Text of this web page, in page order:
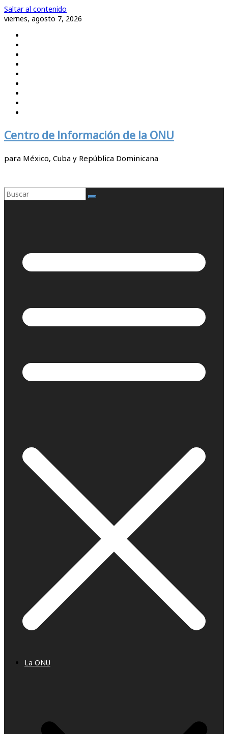
Saltar al contenido
viernes, agosto 7, 2026
Centro de Información de la ONU
para México, Cuba y República Dominicana
La ONU